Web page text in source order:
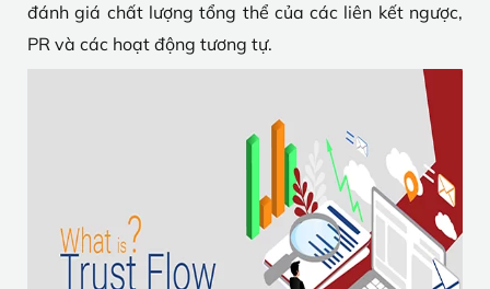
đánh giá chất lượng tổng thể của các liên kết ngược,
PR và các hoạt động tương tự.